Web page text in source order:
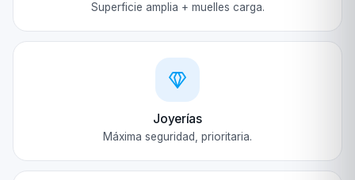
Superficie amplia + muelles carga.
Joyerías
Máxima seguridad, prioritaria.